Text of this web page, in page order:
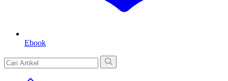
Ebook